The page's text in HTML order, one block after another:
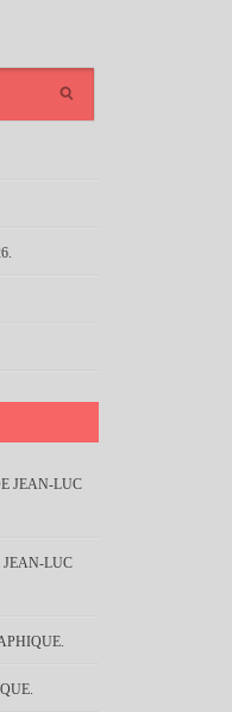
JEAN-LUC
JEAN-LUC